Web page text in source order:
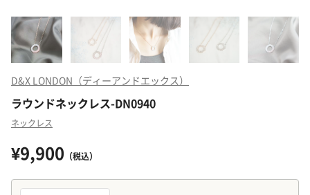
D&X LONDON（ディーアンドエックス）
ラウンドネックレス-DN0940
ネックレス
¥9,900 （税込）